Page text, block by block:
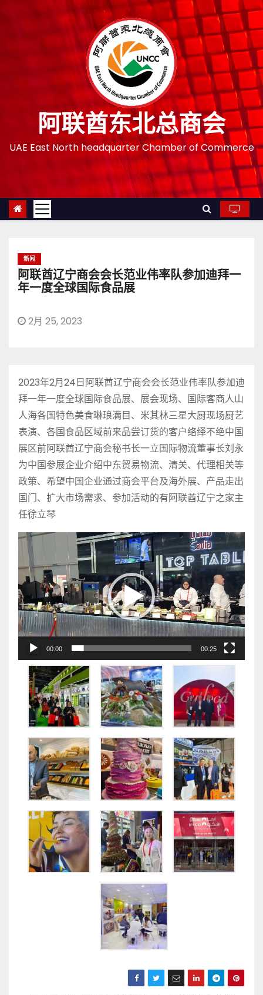
阿联酋东北总商会
UAE East North headquarter Chamber of Commerce
新闻
阿联酋辽宁商会会长范业伟率队参加迪拜一
年一度全球国际食品展
2月 25, 2023
2023年2月24日阿联酋辽宁商会会长范业伟率队参加迪
拜一年一度全球国际食品展、展会现场、国际客商人山
人海各国特色美食琳琅满目、米其林三星大厨现场厨艺
表演、各国食品区域前来品尝订货的客户络绎不绝中国
展区前阿联酋辽宁商会秘书长一立国际物流董事长刘永
为中国参展企业介绍中东贸易物流、清关、代理相关等
政策、希望中国企业通过商会平台及海外展、产品走出
国门、扩大市场需求、参加活动的有阿联酋辽宁之家主
任徐立琴
视
播
放
器
00:00 00:25